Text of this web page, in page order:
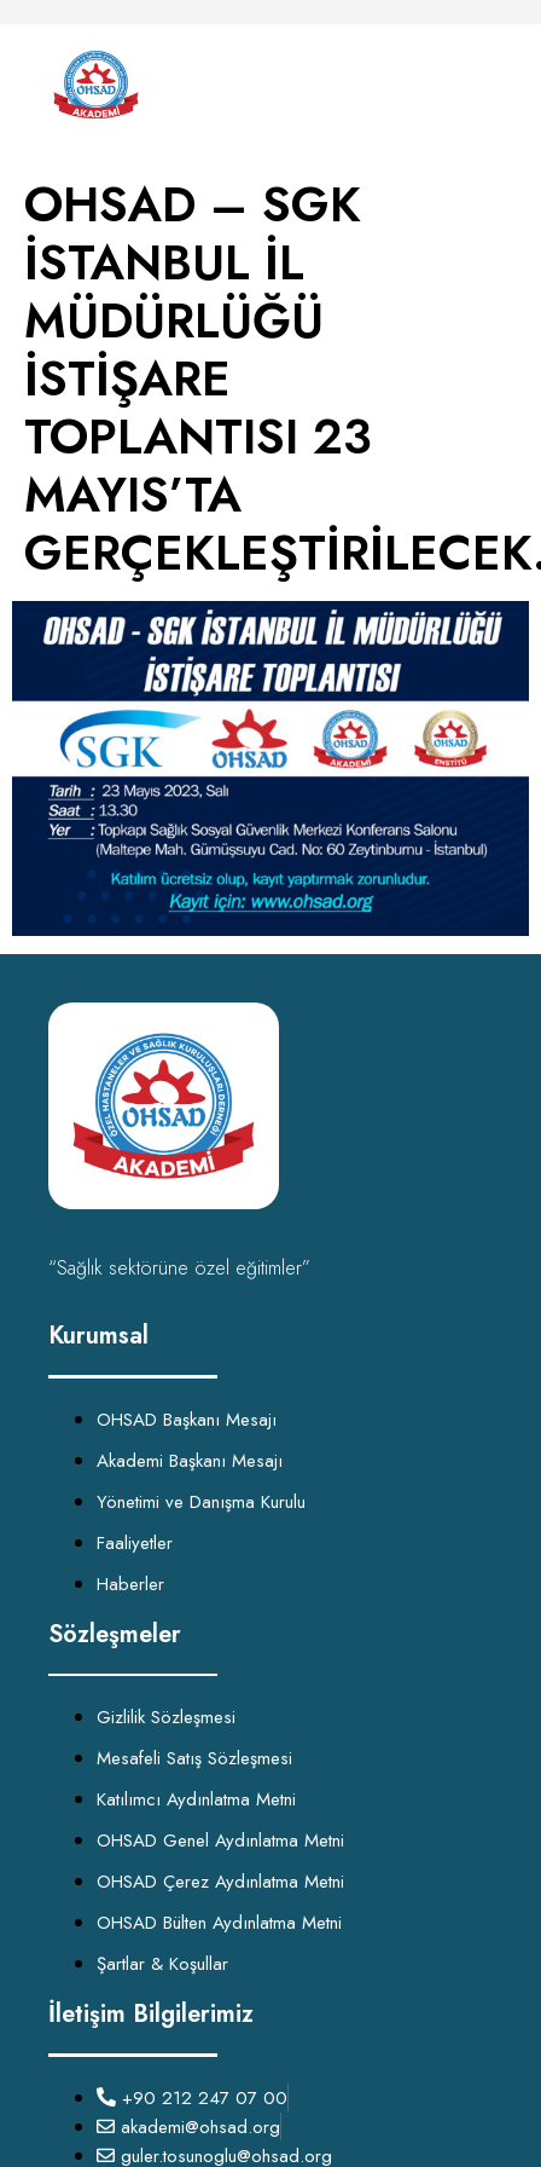
OHSAD – SGK
İSTANBUL İL
MÜDÜRLÜĞÜ
İSTİŞARE
TOPLANTISI 23
MAYIS’TA
“Sağlık sektörüne özel eğitimler”
Kurumsal
OHSAD Başkanı Mesajı
Akademi Başkanı Mesajı
Yönetimi ve Danışma Kurulu
Faaliyetler
Haberler
Sözleşmeler
Gizlilik Sözleşmesi
Mesafeli Satış Sözleşmesi
Katılımcı Aydınlatma Metni
OHSAD Genel Aydınlatma Metni
OHSAD Çerez Aydınlatma Metni
OHSAD Bülten Aydınlatma Metni
Şartlar & Koşullar
İletişim Bilgilerimiz
+90 212 247 07 00
akademi@ohsad.org
guler.tosunoglu@ohsad.org